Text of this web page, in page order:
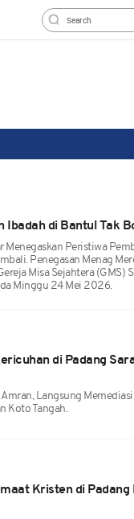
Ibadah di Bantul Tak
Menegaskan Peristiwa
Penegasan Menag
Misa Sejahtera (GMS)
Minggu 24 Mei 2026.
di Padang
Langsung
Koto Tangah.
Kristen di Padang